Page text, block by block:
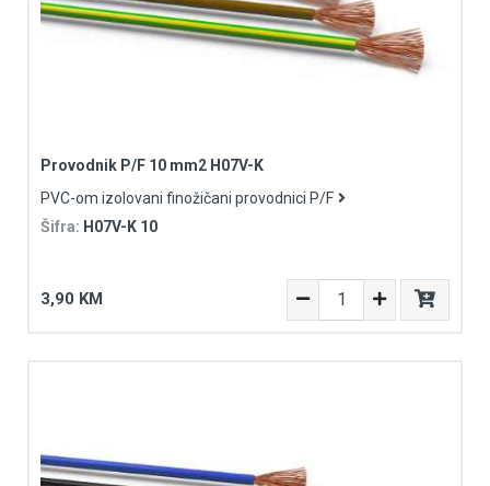
Provodnik P/F 10 mm2 H07V-K
PVC-om izolovani finožičani provodnici P/F
Šifra: H07V-K 10
3,90 KM